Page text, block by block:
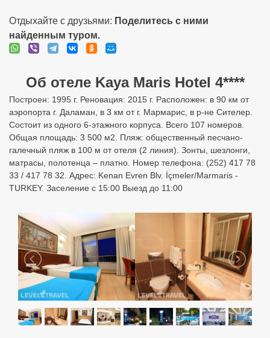
Отдыхайте с друзьями: Поделитесь с ними
найденным туром.
Об отеле Kaya Maris Hotel 4****
Построен: 1995 г. Реновация: 2015 г. Расположен: в 90 км от
аэропорта г. Даламан, в 3 км от г. Мармарис, в р-не Сителер.
Состоит из одного 6-этажного корпуса. Всего 107 номеров.
Общая площадь: 3 500 м2. Пляж: общественный песчано-
галечный пляж в 100 м от отеля (2 линия). Зонты, шезлонги,
матрасы, полотенца – платно. Номер телефона: (252) 417 78
33 / 417 78 32. Адрес: Kenan Evren Blv. İçmeler/Marmaris -
TURKEY. Заселение с 15:00 Выезд до 11:00